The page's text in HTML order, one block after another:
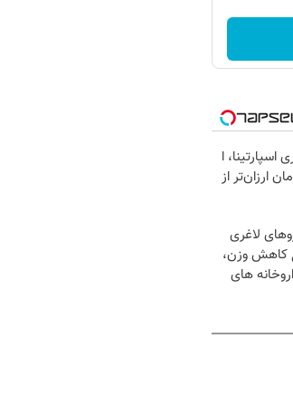
اسپارتینا، ا
ارزان‌تر از
لاغری
کاهش وزن،
های